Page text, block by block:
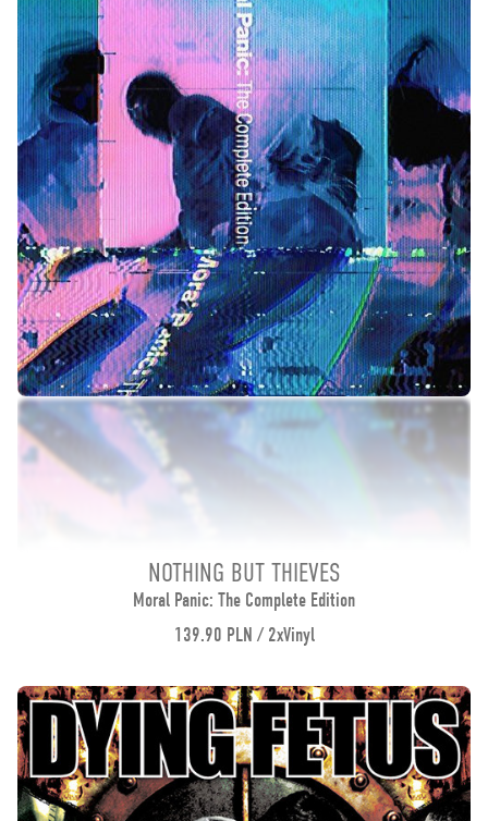
NOTHING BUT THIEVES
Moral Panic: The Complete Edition
139.90 PLN / 2xVinyl